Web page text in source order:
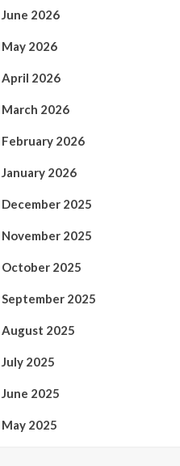
June 2026
May 2026
April 2026
March 2026
February 2026
January 2026
December 2025
November 2025
October 2025
September 2025
August 2025
July 2025
June 2025
May 2025